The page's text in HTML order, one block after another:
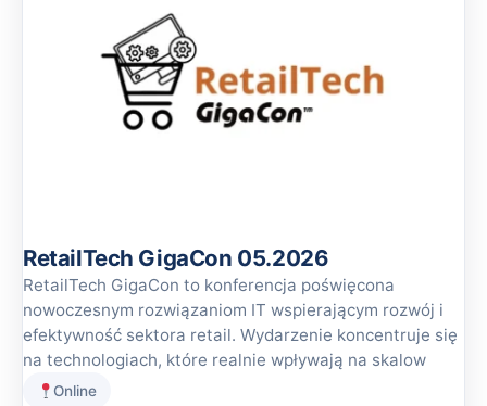
RetailTech GigaCon 05.2026
RetailTech GigaCon to konferencja poświęcona
nowoczesnym rozwiązaniom IT wspierającym rozwój i
efektywność sektora retail. Wydarzenie koncentruje się
na technologiach, które realnie wpływają na skalow
Online